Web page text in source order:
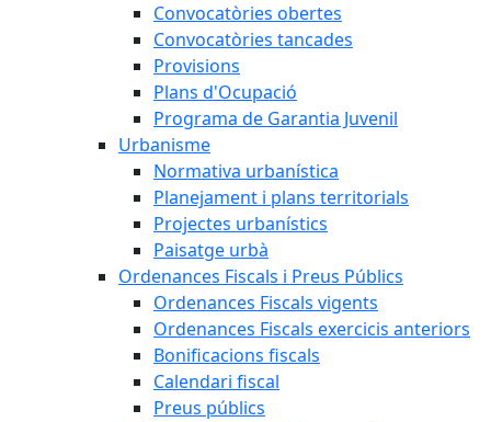
Convocatòries obertes
Convocatòries tancades
Provisions
Plans d'Ocupació
Programa de Garantia Juvenil
Urbanisme
Normativa urbanística
Planejament i plans territorials
Projectes urbanístics
Paisatge urbà
Ordenances Fiscals i Preus Públics
Ordenances Fiscals vigents
Ordenances Fiscals exercicis anteriors
Bonificacions fiscals
Calendari fiscal
Preus públics